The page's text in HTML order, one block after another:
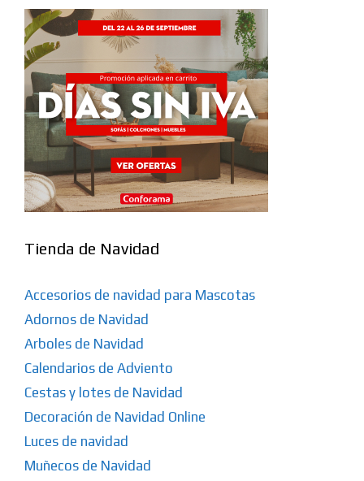
Tienda de Navidad
Accesorios de navidad para Mascotas
Adornos de Navidad
Arboles de Navidad
Calendarios de Adviento
Cestas y lotes de Navidad
Decoración de Navidad Online
Luces de navidad
Muñecos de Navidad